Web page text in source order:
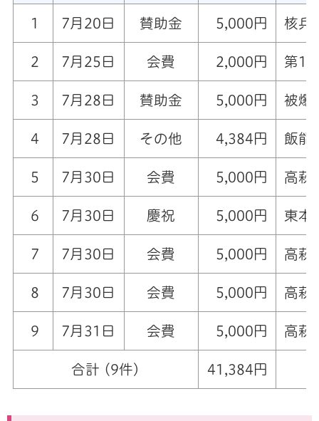
1 7月20日 賛助金 5,000円 核兵
2 7月25日 会費 2,000円 第
3 7月28日 賛助金 5,000円 被爆
4 7月28日 その他 4,384円 飯能
5 7月30日 会費 5,000円 高萩
6 7月30日 慶祝 5,000円 東本
7 7月30日 会費 5,000円 高萩
8 7月30日 会費 5,000円 高萩
9 7月31日 会費 5,000円 高萩
合計 (9件) 41,384円